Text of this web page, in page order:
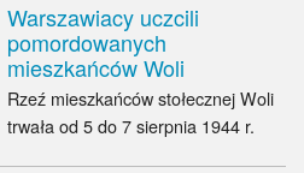
Warszawiacy uczcili
pomordowanych
mieszkańców Woli
Rzeź mieszkańców stołecznej Woli
trwała od 5 do 7 sierpnia 1944 r.